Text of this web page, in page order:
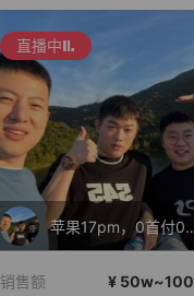
直播中
苹果17pm
销售额 ¥